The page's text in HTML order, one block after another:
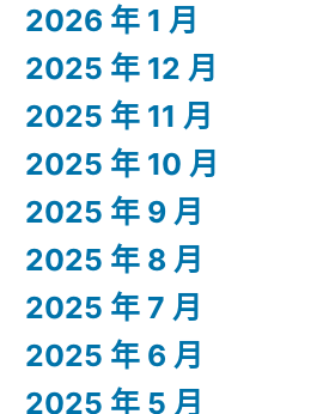
2026 年 1 月
2025 年 12 月
2025 年 11 月
2025 年 10 月
2025 年 9 月
2025 年 8 月
2025 年 7 月
2025 年 6 月
2025 年 5 月